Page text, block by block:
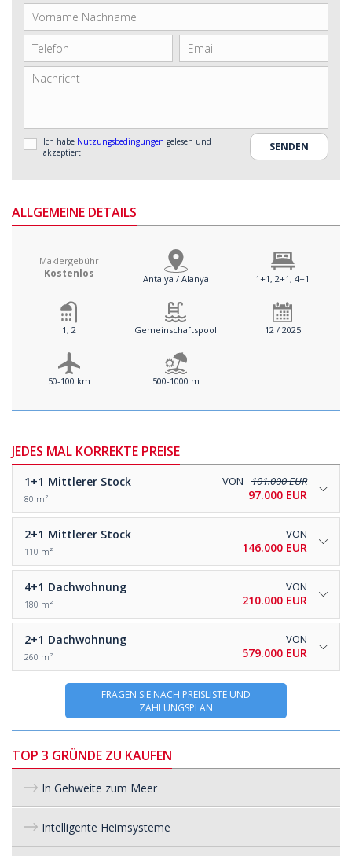
Ich habe Nutzungsbedingungen gelesen und
akzeptiert
ALLGEMEINE DETAILS
Maklergebühr
Kostenlos Antalya / Alanya 1+1, 2+1, 4+1
1, 2 Gemeinschaftspool 12 / 2025
50-100 km 500-1000 m
JEDES MAL KORREKTE PREISE
1+1 Mittlerer Stock
80 m²
VON 101.000 EUR
97.000 EUR
2+1 Mittlerer Stock
110 m²
VON
146.000 EUR
4+1 Dachwohnung
180 m²
VON
210.000 EUR
2+1 Dachwohnung
260 m²
VON
579.000 EUR
FRAGEN SIE NACH PREISLISTE UND
ZAHLUNGSPLAN
TOP 3 GRÜNDE ZU KAUFEN
In Gehweite zum Meer
Intelligente Heimsysteme